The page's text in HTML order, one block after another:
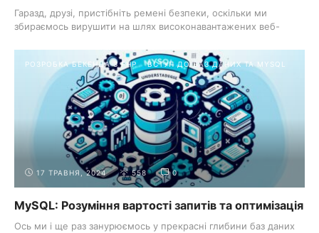
Гаразд, друзі, пристібніть ремені безпеки, оскільки ми
збираємось вирушити на шлях високонавантажених веб-
РОЗРОБКА БЕКЕНДА З PHP ВСТУП ДО БАЗ ДАНИХ ТА MYSQL
17 ТРАВНЯ, 2024 558 0
MySQL: Розуміння вартості запитів та оптимізація
Ось ми і ще раз занурюємось у прекрасні глибини баз даних